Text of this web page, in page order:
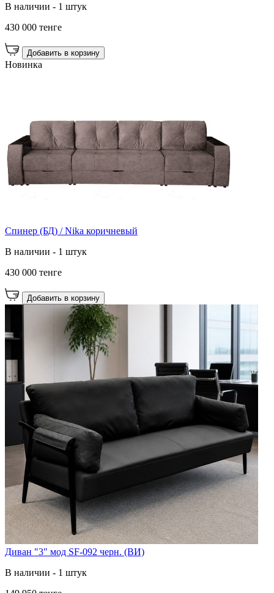
В наличии - 1 штук
430 000 тенге
Добавить в корзину
Новинка
Спинер (БД) / Nika коричневый
В наличии - 1 штук
430 000 тенге
Добавить в корзину
Диван "3" мод SF-092 черн. (ВИ)
В наличии - 1 штук